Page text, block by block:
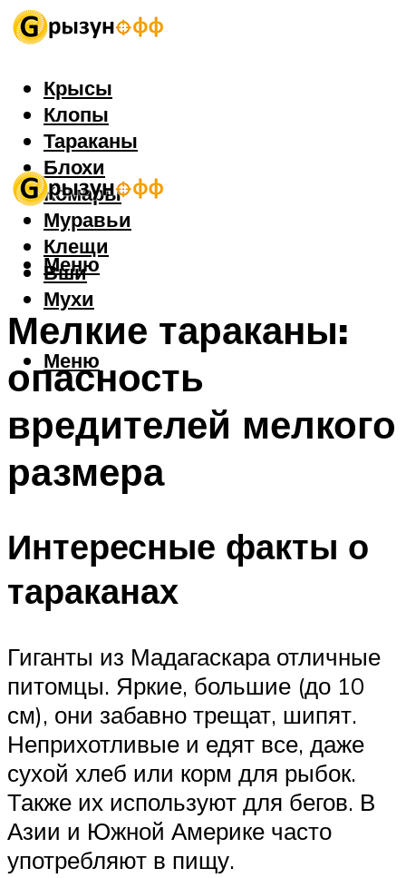
Крысы
Клопы
Тараканы
Блохи
Комары
Муравьи
Клещи
Вши
Мухи
Меню
Меню
Мелкие тараканы:
опасность
вредителей мелкого
размера
Интересные факты о
тараканах
Гиганты из Мадагаскара отличные
питомцы. Яркие, большие (до 10
см), они забавно трещат, шипят.
Неприхотливые и едят все, даже
сухой хлеб или корм для рыбок.
Также их используют для бегов. В
Азии и Южной Америке часто
употребляют в пищу.